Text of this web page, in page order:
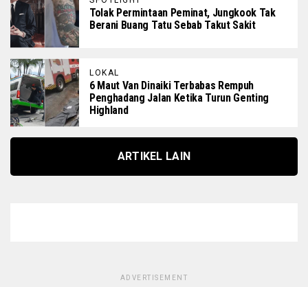
Tolak Permintaan Peminat, Jungkook Tak
Berani Buang Tatu Sebab Takut Sakit
LOKAL
6 Maut Van Dinaiki Terbabas Rempuh
Penghadang Jalan Ketika Turun Genting
Highland
ARTIKEL LAIN
ADVERTISEMENT